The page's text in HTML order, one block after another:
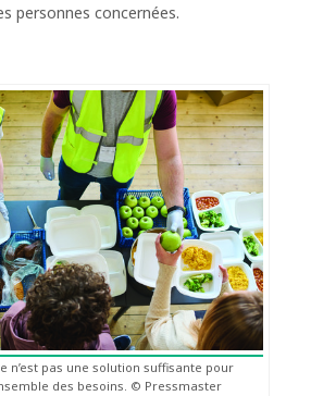
personnes concernées.
n’est pas une solution suffisante pour
des besoins. © Pressmaster